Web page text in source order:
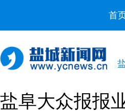
首
盐阜大众报报